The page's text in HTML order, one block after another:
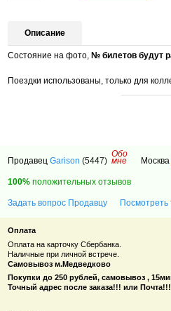
Описание
Состояние на фото, № билетов будут
Поездки использованы, только для
ПродавецGarison (5447)
Обо
мне Москва
100% положительных отзывов
Задать вопрос Продавцу
Оплата
Оплата на карточку Сбербанка.
Наличные при личной встрече.
Самовывоз м.Медведково
Покупки до 250 рублей, самовывоз ,
Точный адрес после заказа!!! или Почта!!!